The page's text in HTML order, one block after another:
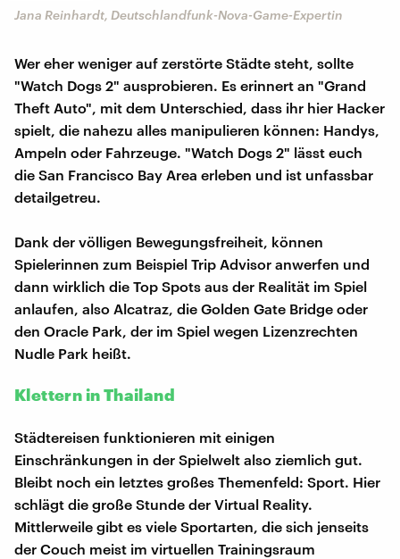
Jana Reinhardt, Deutschlandfunk-Nova-Game-Expertin
Wer eher weniger auf zerstörte Städte steht, sollte
"Watch Dogs 2" ausprobieren. Es erinnert an "Grand
Theft Auto", mit dem Unterschied, dass ihr hier Hacker
spielt, die nahezu alles manipulieren können: Handys,
Ampeln oder Fahrzeuge. "Watch Dogs 2" lässt euch
die San Francisco Bay Area erleben und ist unfassbar
detailgetreu.
Dank der völligen Bewegungsfreiheit, können
Spielerinnen zum Beispiel Trip Advisor anwerfen und
dann wirklich die Top Spots aus der Realität im Spiel
anlaufen, also Alcatraz, die Golden Gate Bridge oder
den Oracle Park, der im Spiel wegen Lizenzrechten
Nudle Park heißt.
Klettern in Thailand
Städtereisen funktionieren mit einigen
Einschränkungen in der Spielwelt also ziemlich gut.
Bleibt noch ein letztes großes Themenfeld: Sport. Hier
schlägt die große Stunde der Virtual Reality.
Mittlerweile gibt es viele Sportarten, die sich jenseits
der Couch meist im virtuellen Trainingsraum